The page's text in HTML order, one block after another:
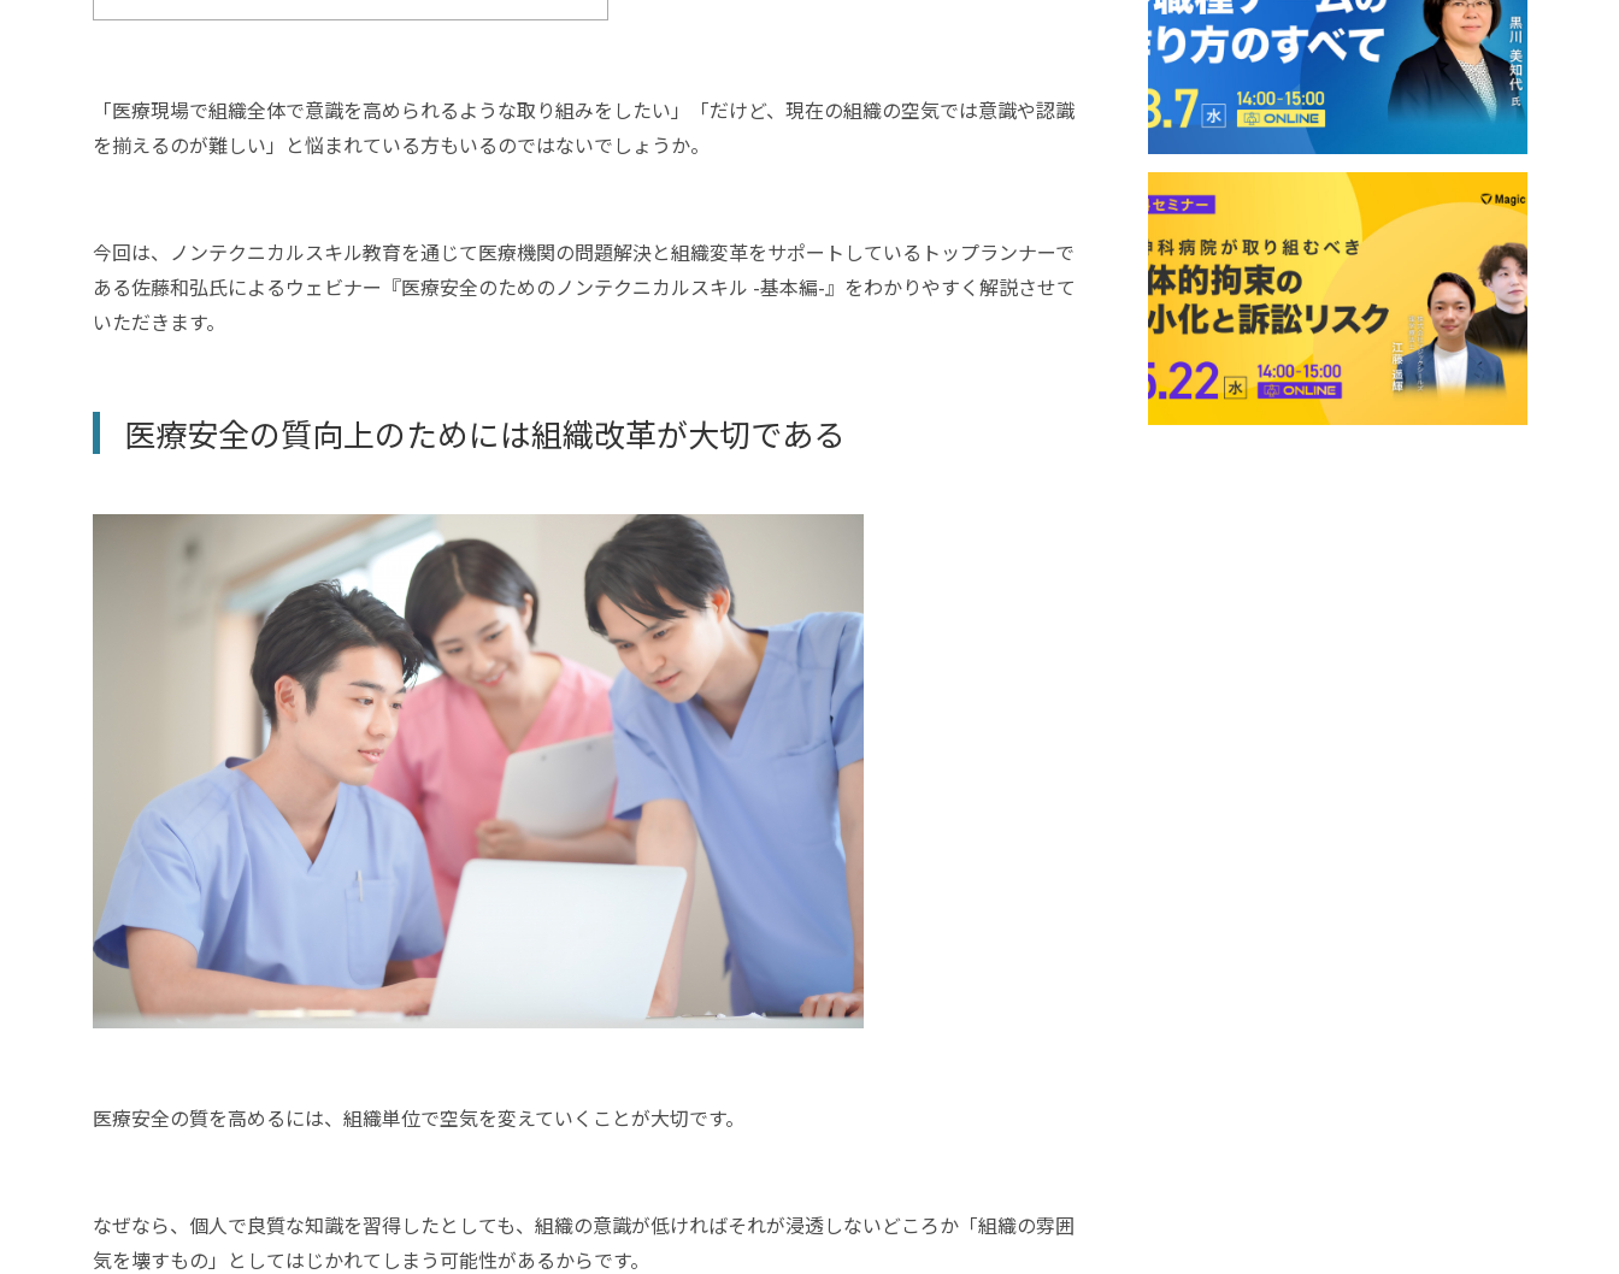
「医療現場で組織全体で意識を高められるような取り組みをしたい」「だけど、現在の組織の空気では意識や認識
を揃えるのが難しい」と悩まれている方もいるのではないでしょうか。
今回は、ノンテクニカルスキル教育を通じて医療機関の問題解決と組織変革をサポートしているトップランナーで
ある佐藤和弘氏によるウェビナー『医療安全のためのノンテクニカルスキル -基本編-』をわかりやすく解説させて
いただきます。
医療安全の質向上のためには組織改革が大切である
医療安全の質を高めるには、組織単位で空気を変えていくことが大切です。
なぜなら、個人で良質な知識を習得したとしても、組織の意識が低ければそれが浸透しないどころか「組織の雰囲
気を壊すもの」としてはじかれてしまう可能性があるからです。